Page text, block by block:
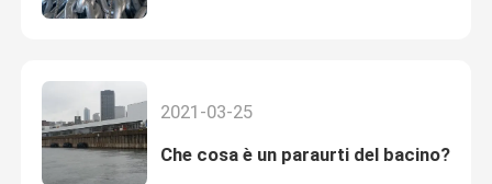
2021-03-25
Che cosa è un paraurti del bacino?